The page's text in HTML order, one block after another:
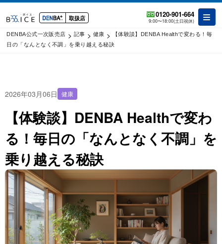
取扱店 0120-901-664
9:00〜18:00(土日祝休)
DENBA公式一次販売店 > 記事 > 健康 >
【体験談】DENBA Healthで変わる！毎
日の「なんとなく不調」を乗り越える秘訣
2026年03月06日 健康
【体験談】DENBA Healthで変わ
る！毎日の「なんとなく不調」を
乗り越える秘訣